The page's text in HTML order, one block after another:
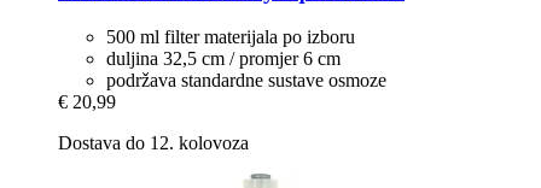
500 ml filter materijala po izboru
duljina 32,5 cm / promjer 6 cm
podržava standardne sustave osmoze
€ 20,99
Dostava do 12. kolovoza